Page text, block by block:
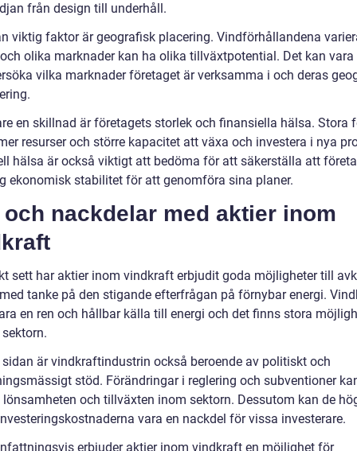
från design till underhåll.
viktig faktor är geografisk placering. Vindförhållandena
olika marknader kan ha olika tillväxtpotential. Det kan
vilka marknader företaget är verksamma i och deras
en skillnad är företagets storlek och finansiella hälsa. Stora
resurser och större kapacitet att växa och investera i nya
hälsa är också viktigt att bedöma för att säkerställa att
ekonomisk stabilitet för att genomföra sina planer.
och nackdelar med aktier inom
sett har aktier inom vindkraft erbjudit goda möjligheter till
tanke på den stigande efterfrågan på förnybar energi.
en ren och hållbar källa till energi och det finns stora
sidan är vindkraftindustrin också beroende av politiskt och
stöd. Förändringar i reglering och subventioner
lönsamheten och tillväxten inom sektorn. Dessutom kan de
vara en nackdel för vissa investerare.
erbjuder aktier inom vindkraft en möjlighet för